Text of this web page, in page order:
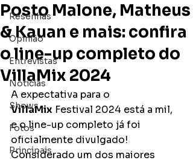
Resenhas
Opinião
Entrevistas
Notícias
Shows
Fotos
Principais
Posto Malone, Matheus
& Kauan e mais: confira
o line-up completo do
VillaMix 2024
A expectativa para o
VillaMix Festival 2024 está a mil,
e o line-up completo já foi
oficialmente divulgado!
Considerado um dos maiores